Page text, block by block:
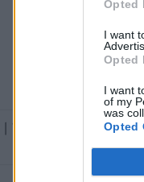
Opted
I want
Opted
I want
of my
was
Opted
Διαβάστε
| Common People,